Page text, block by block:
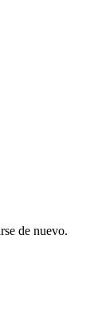
de nuevo.